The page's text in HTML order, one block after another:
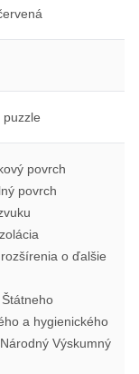
puzzle
povrch
povrch
o ďalšie
a hygienického
Výskumný